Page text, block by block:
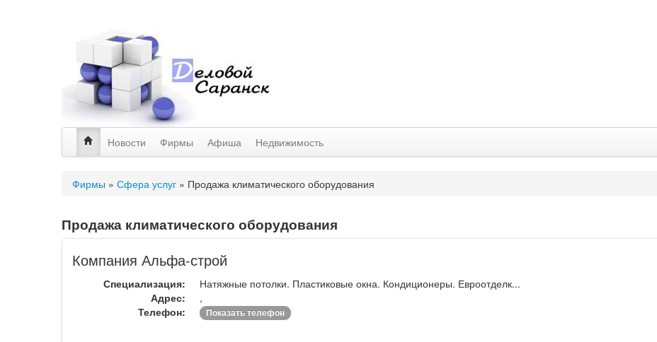
Новости Фирмы Афиша Недвижимость
Фирмы » Сфера услуг » Продажа климатического оборудования
Продажа климатического оборудования
Компания Альфа-строй
Специализация:
Натяжные потолки. Пластиковые окна. Кондиционеры. Евроотделк...
Адрес:
,
Телефон:
Показать телефон